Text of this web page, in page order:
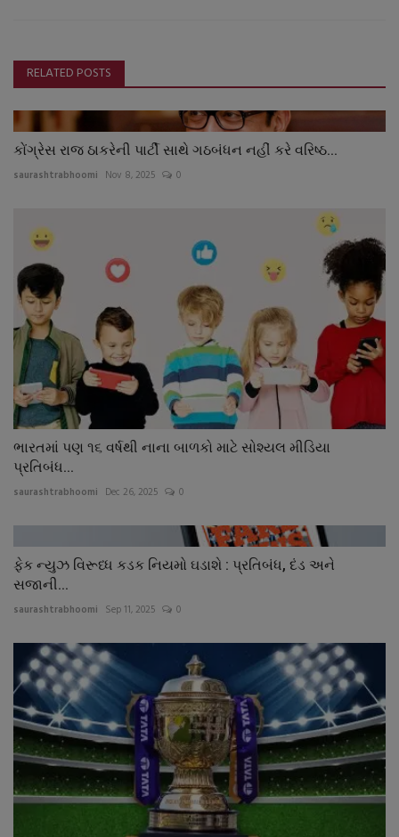
RELATED POSTS
કોંગ્રેસ રાજ ઠાકરેની પાર્ટી સાથે ગઠબંધન નહીં કરે વરિષ્ઠ...
saurashtrabhoomi Nov 8, 2025 0
ભારતમાં પણ ૧૬ વર્ષથી નાના બાળકો માટે સોશ્યલ મીડિયા
પ્રતિબંધ...
saurashtrabhoomi Dec 26, 2025 0
ફેક ન્યુઝ વિરૂધ્ધ કડક નિયમો ઘડાશે : પ્રતિબંધ, દંડ અને
સજાની...
saurashtrabhoomi Sep 11, 2025 0